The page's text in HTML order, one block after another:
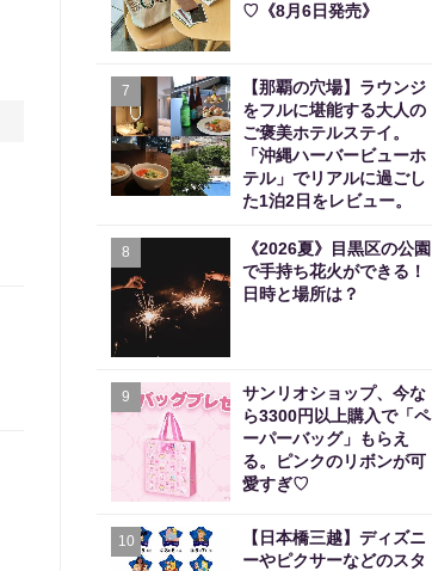
♡《8月6日発売》
7
【那覇の穴場】ラウンジ
をフルに堪能する大人の
ご褒美ホテルステイ。
「沖縄ハーバービューホ
テル」でリアルに過ごし
た1泊2日をレビュー。
8
《2026夏》目黒区の公園
で手持ち花火ができる！
日時と場所は？
9
サンリオショップ、今な
ら3300円以上購入で「ペ
ーパーバッグ」もらえ
る。ピンクのリボンが可
愛すぎ♡
10
【日本橋三越】ディズニ
ーやピクサーなどのスタ